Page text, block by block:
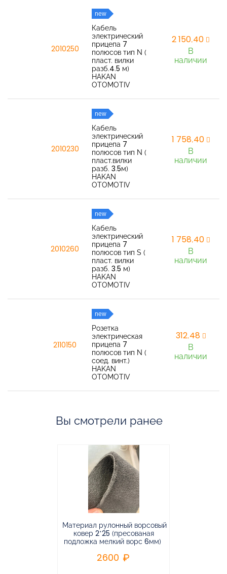
2010250
new
Кабель
электрический
прицепа 7
полюсов тип N (
пласт. вилки
разб.4.5 м)
HAKAN
OTOMOTIV
2 150,40
В
наличии
2010230
new
Кабель
электрический
прицепа 7
полюсов тип N (
пласт.вилки
разб. 3.5м)
HAKAN
OTOMOTIV
1 758,40
В
наличии
2010260
new
Кабель
электрический
прицепа 7
полюсов тип S (
пласт. вилки
разб. 3.5 м)
HAKAN
OTOMOTIV
1 758,40
В
наличии
2110150
new
Розетка
электрическая
прицепа 7
полюсов тип N (
соед. винт.)
HAKAN
OTOMOTIV
312,48
В
наличии
Вы смотрели ранее
Материал рулонный ворсовый
ковер 2*25 (пресованая
подложка мелкий ворс 6мм)
2600